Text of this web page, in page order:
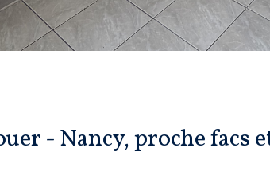
- Nancy, proche facs